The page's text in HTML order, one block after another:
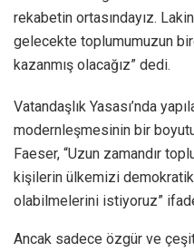
rekabetin ortasındayız.
gelecekte toplumumuzun
kazanmış olacağız” dedi.
Vatandaşlık Yasası’nda
modernleşmesinin bir
Faeser, “Uzun zamandır
kişilerin ülkemizi demokratik
olabilmelerini istiyoruz”
Ancak sadece özgür ve